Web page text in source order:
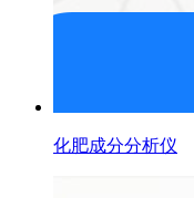
化肥成分分析仪